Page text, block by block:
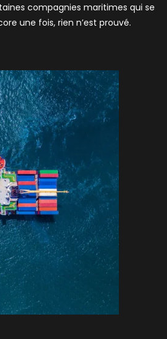
compagnies maritimes qui se
une fois, rien n’est prouvé.